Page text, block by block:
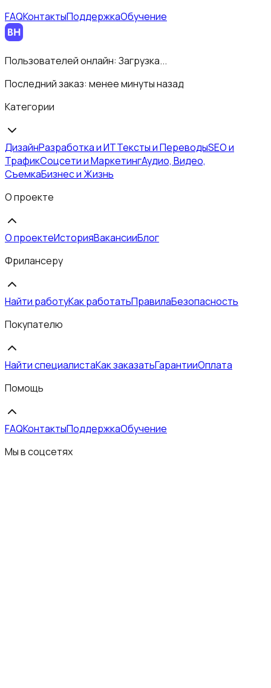
FAQКонтактыПоддержкаОбучение
Пользователей онлайн: Загрузка...
Последний заказ: менее минуты назад
Категории
ДизайнРазработка и ИТТексты и ПереводыSEO и
ТрафикСоцсети и МаркетингАудио, Видео,
СъемкаБизнес и Жизнь
О проекте
О проектеИсторияВакансииБлог
Фрилансеру
Найти работуКак работатьПравилаБезопасность
Покупателю
Найти специалистаКак заказатьГарантииОплата
Помощь
FAQКонтактыПоддержкаОбучение
Мы в соцсетях